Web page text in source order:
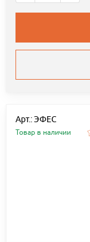
Арт.: ЭФЕС
Товар в наличии